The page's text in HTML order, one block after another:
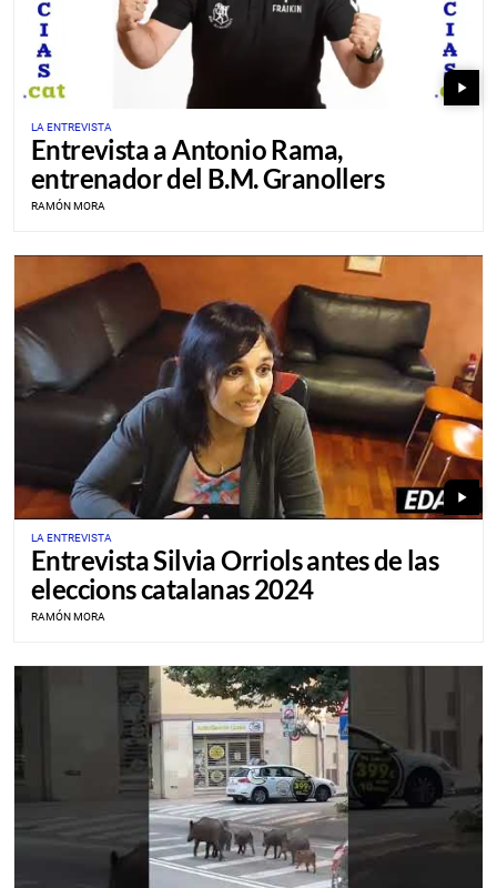
play_arrow
LA ENTREVISTA
Entrevista a Antonio Rama,
entrenador del B.M. Granollers
RAMÓN MORA
play_arrow
LA ENTREVISTA
Entrevista Silvia Orriols antes de las
eleccions catalanas 2024
RAMÓN MORA